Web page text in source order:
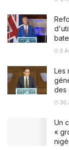
5
Les
des
30
Un
«